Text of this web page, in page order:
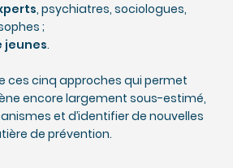
, psychiatres, sociologues,
;
jeunes.
ces cinq approches qui permet
encore largement sous-estimé,
et d’identifier de nouvelles
de prévention.